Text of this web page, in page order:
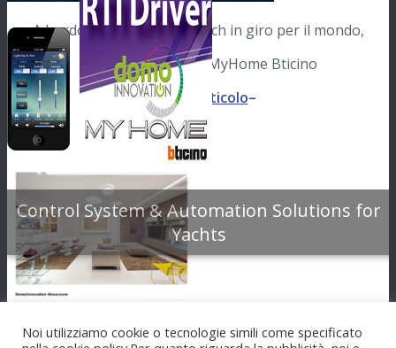
Control System & Automation Solutions for
Yachts
A bordo di uno Yacht Hi-Tech in giro per il mondo,
con l’RTI Driver for MyHome Bticino
–leggi l’articolo–
Noi utilizziamo cookie o tecnologie simili come specificato